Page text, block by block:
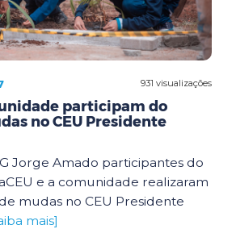
931 visualizações
participam do
no CEU Presidente
Jorge Amado participantes do
e a comunidade realizaram
mudas no CEU Presidente
mais]